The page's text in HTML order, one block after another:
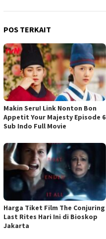
POS TERKAIT
Makin Seru! Link Nonton Bon
Appetit Your Majesty Episode 6
Sub Indo Full Movie
Harga Tiket Film The Conjuring
Last Rites Hari Ini di Bioskop
Jakarta